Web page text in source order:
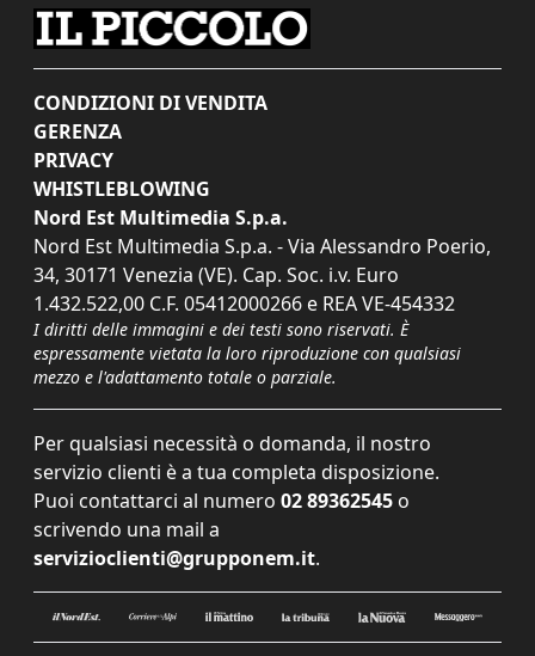
CONDIZIONI DI VENDITA
GERENZA
PRIVACY
WHISTLEBLOWING
Nord Est Multimedia S.p.a.
Nord Est Multimedia S.p.a. - Via Alessandro Poerio,
34, 30171 Venezia (VE). Cap. Soc. i.v. Euro
1.432.522,00 C.F. 05412000266 e REA VE-454332
I diritti delle immagini e dei testi sono riservati. È
espressamente vietata la loro riproduzione con qualsiasi
mezzo e l'adattamento totale o parziale.
Per qualsiasi necessità o domanda, il nostro
servizio clienti è a tua completa disposizione.
Puoi contattarci al numero 02 89362545 o
scrivendo una mail a
servizioclienti@grupponem.it.